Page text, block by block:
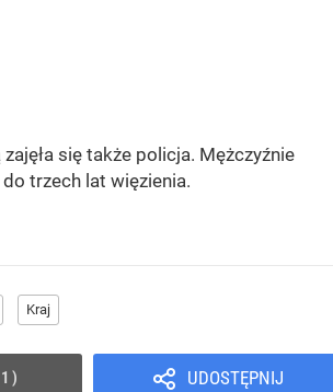
się także policja. Mężczyźnie
trzech lat więzienia.
Kraj
UDOSTĘPNIJ
1